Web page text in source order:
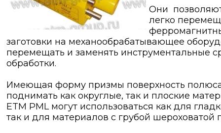
Они
легко
заготовки на механообрабатывающее
перемещать и заменять инструментальные
обработки.
Имеющая форму призмы поверхность
поднимать как округлые, так и плоские
ETM PML могут использоваться как для
так и для материалов с грубой шероховатой